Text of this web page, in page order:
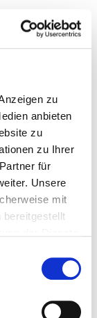
zu
anbieten
zu
zu Ihrer
für
Unsere
mit
bereitgestellt
Uhr
Uhr
Uhr
genannten